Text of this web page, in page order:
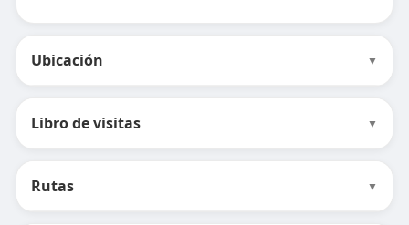
Ubicación ▼
Libro de visitas ▼
Rutas ▼